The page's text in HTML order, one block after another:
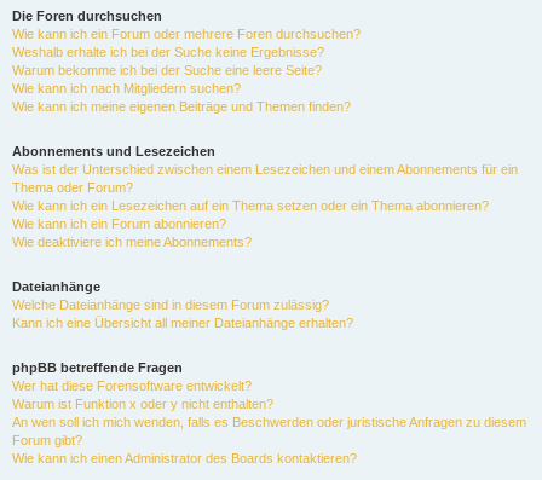
Die Foren durchsuchen
Wie kann ich ein Forum oder mehrere Foren durchsuchen?
Weshalb erhalte ich bei der Suche keine Ergebnisse?
Warum bekomme ich bei der Suche eine leere Seite?
Wie kann ich nach Mitgliedern suchen?
Wie kann ich meine eigenen Beiträge und Themen finden?
Abonnements und Lesezeichen
Was ist der Unterschied zwischen einem Lesezeichen und einem Abonnements für ein
Thema oder Forum?
Wie kann ich ein Lesezeichen auf ein Thema setzen oder ein Thema abonnieren?
Wie kann ich ein Forum abonnieren?
Wie deaktiviere ich meine Abonnements?
Dateianhänge
Welche Dateianhänge sind in diesem Forum zulässig?
Kann ich eine Übersicht all meiner Dateianhänge erhalten?
phpBB betreffende Fragen
Wer hat diese Forensoftware entwickelt?
Warum ist Funktion x oder y nicht enthalten?
An wen soll ich mich wenden, falls es Beschwerden oder juristische Anfragen zu diesem
Forum gibt?
Wie kann ich einen Administrator des Boards kontaktieren?